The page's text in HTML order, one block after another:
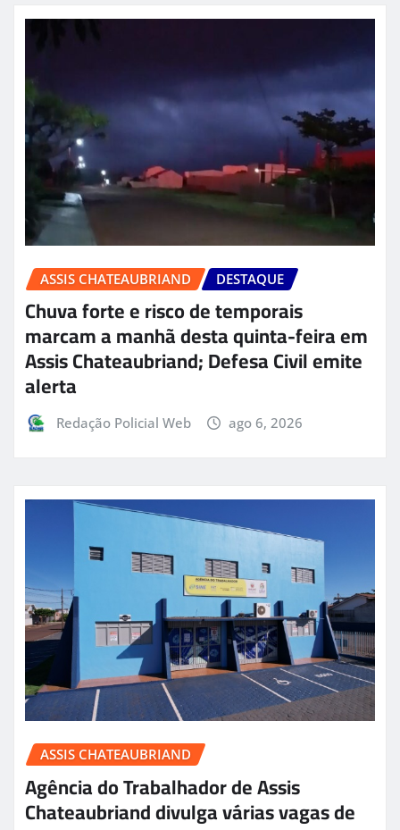
ASSIS CHATEAUBRIAND DESTAQUE
Chuva forte e risco de temporais
marcam a manhã desta quinta-feira em
Assis Chateaubriand; Defesa Civil emite
alerta
Redação Policial Web ago 6, 2026
ASSIS CHATEAUBRIAND
Agência do Trabalhador de Assis
Chateaubriand divulga várias vagas de